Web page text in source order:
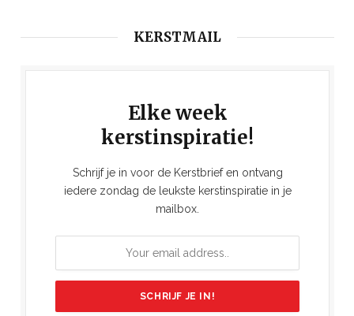
KERSTMAIL
Elke week
kerstinspiratie!
Schrijf je in voor de Kerstbrief en ontvang
iedere zondag de leukste kerstinspiratie in je
mailbox.